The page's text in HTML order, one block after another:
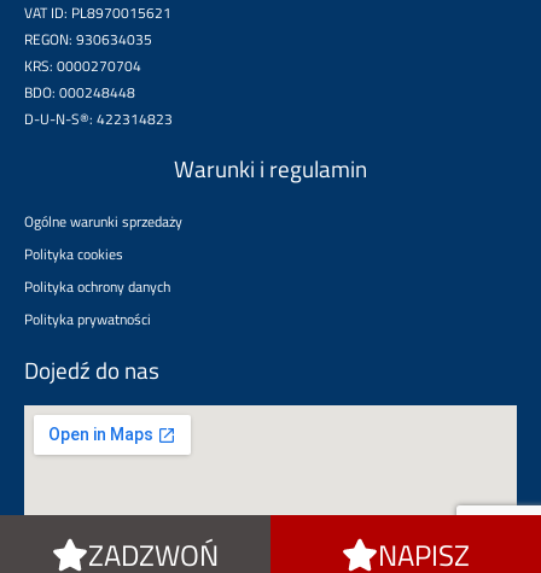
ZADZWOŃ NAPISZ
VAT ID: PL8970015621
REGON: 930634035
KRS: 0000270704
BDO: 000248448
D-U-N-S®: 422314823
Warunki i regulamin
Ogólne warunki sprzedaży
Polityka cookies
Polityka ochrony danych
Polityka prywatności
Dojedź do nas